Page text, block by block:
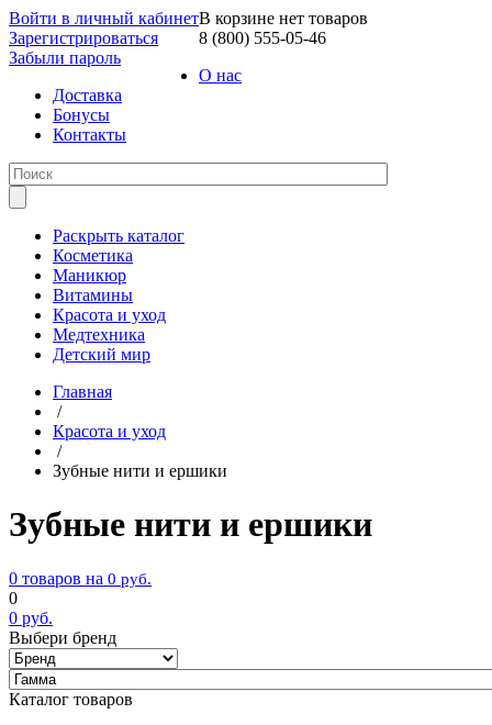
Войти в личный кабинет
Зарегистрироваться
Забыли пароль
В корзине нет товаров
8 (800) 555-05-46
О нас
Доставка
Бонусы
Контакты
Раскрыть каталог
Косметика
Маникюр
Витамины
Красота и уход
Медтехника
Детский мир
Главная
/
Красота и уход
/
Зубные нити и ершики
Зубные нити и ершики
0 товаров на 0 руб.
0
0 руб.
Выбери бренд
Каталог товаров